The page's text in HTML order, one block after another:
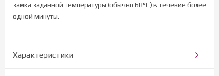
замка заданной температуры (обычно 68°С) в течение более
одной минуты.
Характеристики